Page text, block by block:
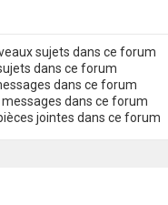
sujets dans ce forum
dans ce forum
dans ce forum
dans ce forum
jointes dans ce forum